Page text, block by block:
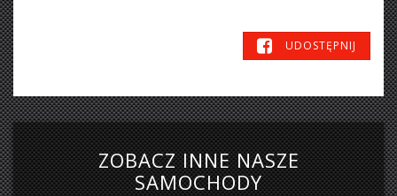
UDOSTĘPNIJ
ZOBACZ INNE NASZE
SAMOCHODY